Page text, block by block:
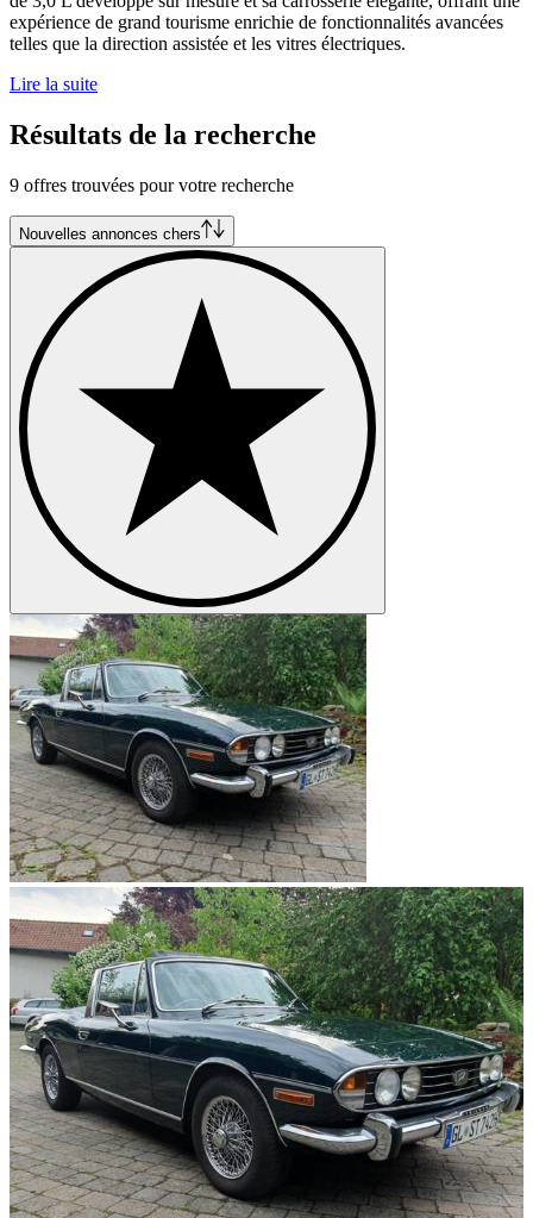
expérience de grand tourisme enrichie de fonctionnalités avancées
telles que la direction assistée et les vitres électriques.
Lire la suite
Résultats de la recherche
9 offres trouvées pour votre recherche
Nouvelles annonces chers